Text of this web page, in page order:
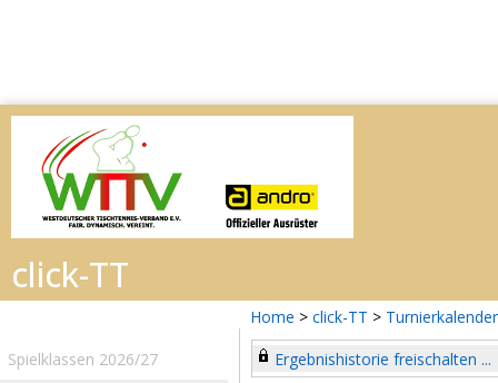
Home > click-TT > Turnierkalender
Spielklassen 2026/27
Ergebnishistorie freischalten ...